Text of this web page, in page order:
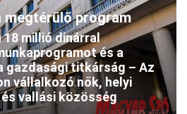
megtérülő program
18 millió dinárral
és a
titkárság – Az
vállalkozó nők, helyi
vallási közösség